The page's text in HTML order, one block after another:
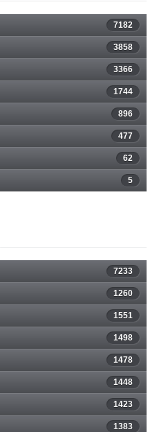
7182
3858
3366
1744
896
477
62
5
7233
1260
1551
1498
1478
1448
1423
1383